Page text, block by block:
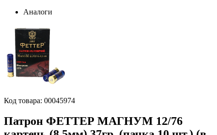
Аналоги
Код товара: 00045974
Патрон ФЕТТЕР МАГНУМ 12/76